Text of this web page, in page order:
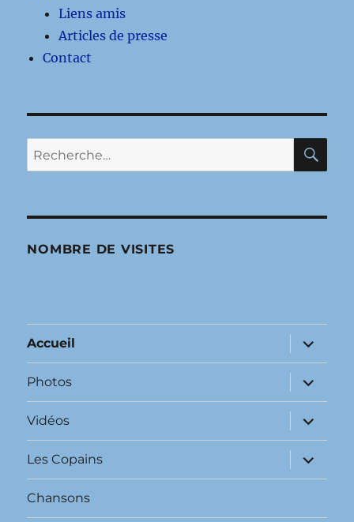
Liens amis
Articles de presse
Contact
Recherche
pour :
NOMBRE DE VISITES
Accueil
ouvrir
le
sous-
menu
Photos
ouvrir
le
sous-
menu
Vidéos
ouvrir
le
sous-
menu
Les Copains
ouvrir
le
sous-
Chansons